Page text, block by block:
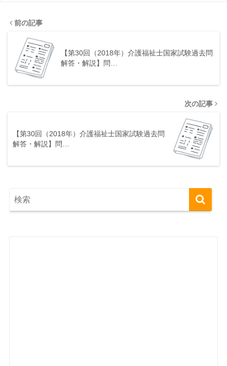
前の記事
【第30回（2018年）介護福祉士国家試験過去問
解答・解説】問…
次の記事
【第30回（2018年）介護福祉士国家試験過去問
解答・解説】問…